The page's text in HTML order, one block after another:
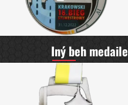
Iný beh medaile